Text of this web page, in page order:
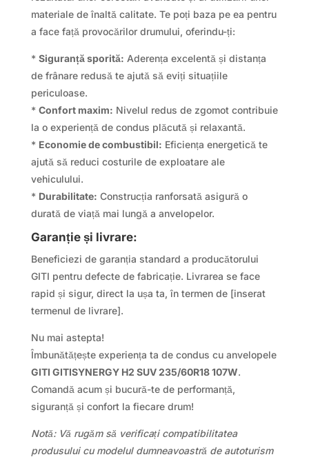
materiale de înaltă calitate. Te poți baza pe ea pentru
a face față provocărilor drumului, oferindu-ți:
* Siguranță sporită: Aderența excelentă și distanța
de frânare redusă te ajută să eviți situațiile
periculoase.
* Confort maxim: Nivelul redus de zgomot contribuie
la o experiență de condus plăcută și relaxantă.
* Economie de combustibil: Eficiența energetică te
ajută să reduci costurile de exploatare ale
vehiculului.
* Durabilitate: Construcția ranforsată asigură o
durată de viață mai lungă a anvelopelor.
Garanție și livrare:
Beneficiezi de garanția standard a producătorului
GITI pentru defecte de fabricație. Livrarea se face
rapid și sigur, direct la ușa ta, în termen de [inserat
termenul de livrare].
Nu mai astepta!
Îmbunătățește experiența ta de condus cu anvelopele
GITI GITISYNERGY H2 SUV 235/60R18 107W.
Comandă acum și bucură-te de performanță,
siguranță și confort la fiecare drum!
Notă: Vă rugăm să verificați compatibilitatea
produsului cu modelul dumneavoastră de autoturism